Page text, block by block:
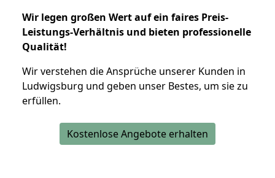
Wir legen großen Wert auf ein faires Preis-
Leistungs-Verhältnis und bieten professionelle
Qualität!
Wir verstehen die Ansprüche unserer Kunden in
Ludwigsburg und geben unser Bestes, um sie zu
erfüllen.
Kostenlose Angebote erhalten